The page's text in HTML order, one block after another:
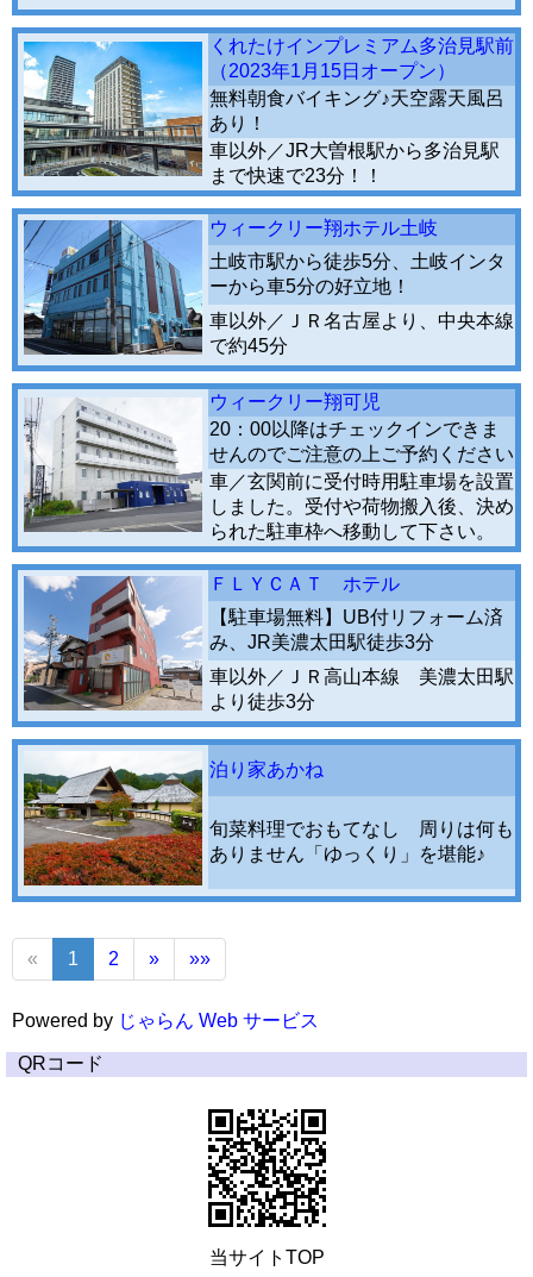
くれたけインプレミアム多治見駅前
（2023年1月15日オープン）
無料朝食バイキング♪天空露天風呂
あり！
車以外／JR大曽根駅から多治見駅
まで快速で23分！！
ウィークリー翔ホテル土岐
土岐市駅から徒歩5分、土岐インタ
ーから車5分の好立地！
車以外／ＪＲ名古屋より、中央本線
で約45分
ウィークリー翔可児
20：00以降はチェックインできま
せんのでご注意の上ご予約ください
車／玄関前に受付時用駐車場を設置
しました。受付や荷物搬入後、決め
られた駐車枠へ移動して下さい。
ＦＬＹＣＡＴ ホテル
【駐車場無料】UB付リフォーム済
み、JR美濃太田駅徒歩3分
車以外／ＪＲ高山本線 美濃太田駅
より徒歩3分
泊り家あかね
旬菜料理でおもてなし 周りは何も
ありません「ゆっくり」を堪能♪
« 1 2 » »»
Powered by じゃらん Web サービス
QRコード
当サイトTOP